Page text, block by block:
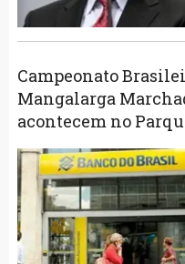
Campeonato
Mangalarga
acontecem no